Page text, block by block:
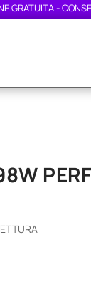
-